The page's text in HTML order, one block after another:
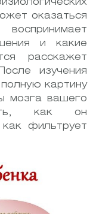
оказаться
и какие
расскажет
изучения
картину
мозга вашего
как он
фильтрует